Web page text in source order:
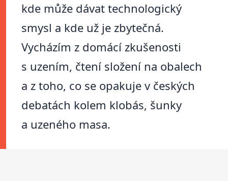
kde může dávat technologický
smysl a kde už je zbytečná.
Vycházím z domácí zkušenosti
s uzením, čtení složení na obalech
a z toho, co se opakuje v českých
debatách kolem klobás, šunky
a uzeného masa.